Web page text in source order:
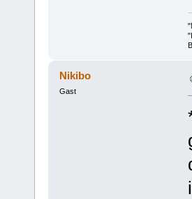
Nikibo
Gast